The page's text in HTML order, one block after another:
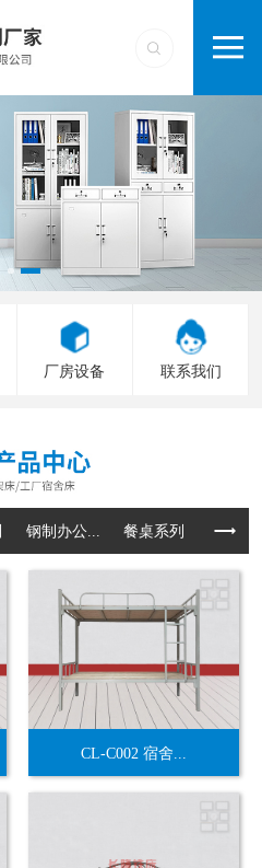
厂房设备 联系我们
钢制办公... 餐桌系列 货架
CL-C002 宿舍...